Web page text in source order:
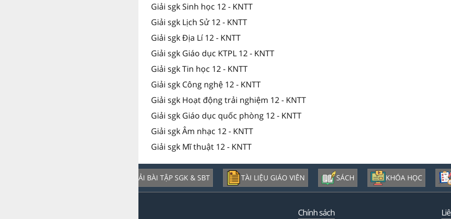
Giải sgk Sinh học 12 - KNTT
Giải sgk Lịch Sử 12 - KNTT
Giải sgk Địa Lí 12 - KNTT
Giải sgk Giáo dục KTPL 12 - KNTT
Giải sgk Tin học 12 - KNTT
Giải sgk Công nghệ 12 - KNTT
Giải sgk Hoạt động trải nghiệm 12 - KNTT
Giải sgk Giáo dục quốc phòng 12 - KNTT
Giải sgk Âm nhạc 12 - KNTT
Giải sgk Mĩ thuật 12 - KNTT
GIẢI BÀI TẬP SGK & SBT TÀI LIỆU GIÁO VIÊN SÁCH KHÓA HỌC
Chính sách